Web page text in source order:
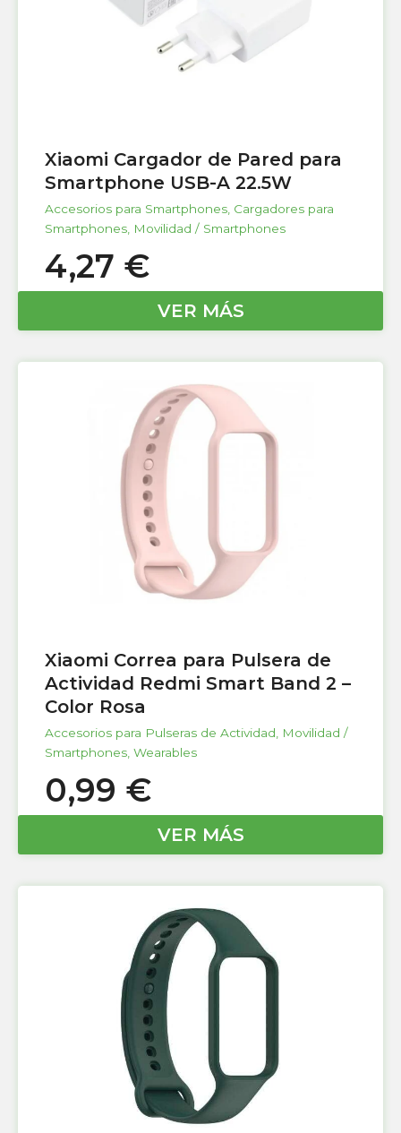
Xiaomi Cargador de Pared para
Smartphone USB-A 22.5W
Accesorios para Smartphones Cargadores para
Smartphones Movilidad / Smartphones
4,27 €
VER MÁS
Xiaomi Correa para Pulsera de
Actividad Redmi Smart Band 2 –
Color Rosa
Accesorios para Pulseras de Actividad
Movilidad /
Smartphones Wearables
0,99 €
VER MÁS